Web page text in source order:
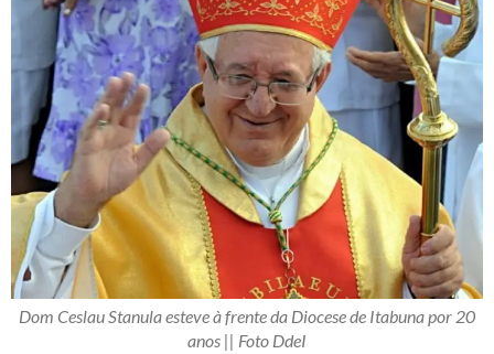
Dom Ceslau Stanula esteve à frente da Diocese de Itabuna por 20
anos || Foto DdeI